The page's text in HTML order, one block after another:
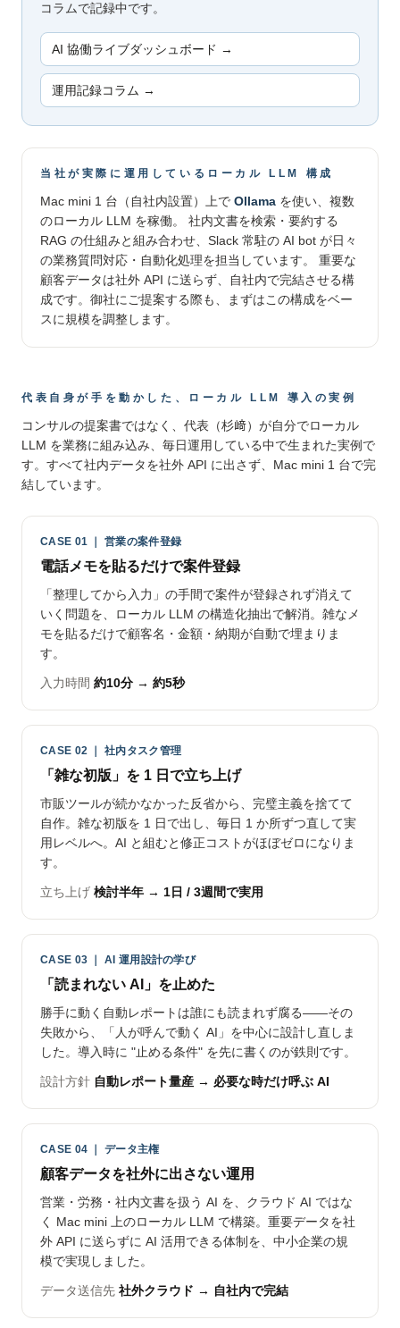
コラムで記録中です。
AI 協働ライブダッシュボード →
運用記録コラム →
当社が実際に運用しているローカル LLM 構成
Mac mini 1 台（自社内設置）上で Ollama を使い、複数
のローカル LLM を稼働。 社内文書を検索・要約する
RAG の仕組みと組み合わせ、Slack 常駐の AI bot が日々
の業務質問対応・自動化処理を担当しています。 重要な
顧客データは社外 API に送らず、自社内で完結させる構
成です。御社にご提案する際も、まずはこの構成をベー
スに規模を調整します。
代表自身が手を動かした、ローカル LLM 導入の実例
コンサルの提案書ではなく、代表（杉﨑）が自分でローカル
LLM を業務に組み込み、毎日運用している中で生まれた実例で
す。すべて社内データを社外 API に出さず、Mac mini 1 台で完
結しています。
CASE 01 ｜ 営業の案件登録
電話メモを貼るだけで案件登録
「整理してから入力」の手間で案件が登録されず消えて
いく問題を、ローカル LLM の構造化抽出で解消。雑なメ
モを貼るだけで顧客名・金額・納期が自動で埋まりま
す。
入力時間 約10分 → 約5秒
CASE 02 ｜ 社内タスク管理
「雑な初版」を 1 日で立ち上げ
市販ツールが続かなかった反省から、完璧主義を捨てて
自作。雑な初版を 1 日で出し、毎日 1 か所ずつ直して実
用レベルへ。AI と組むと修正コストがほぼゼロになりま
す。
立ち上げ 検討半年 → 1日 / 3週間で実用
CASE 03 ｜ AI 運用設計の学び
「読まれない AI」を止めた
勝手に動く自動レポートは誰にも読まれず腐る——その
失敗から、「人が呼んで動く AI」を中心に設計し直しま
した。導入時に "止める条件" を先に書くのが鉄則です。
設計方針 自動レポート量産 → 必要な時だけ呼ぶ AI
CASE 04 ｜ データ主権
顧客データを社外に出さない運用
営業・労務・社内文書を扱う AI を、クラウド AI ではな
く Mac mini 上のローカル LLM で構築。重要データを社
外 API に送らずに AI 活用できる体制を、中小企業の規
模で実現しました。
データ送信先 社外クラウド → 自社内で完結